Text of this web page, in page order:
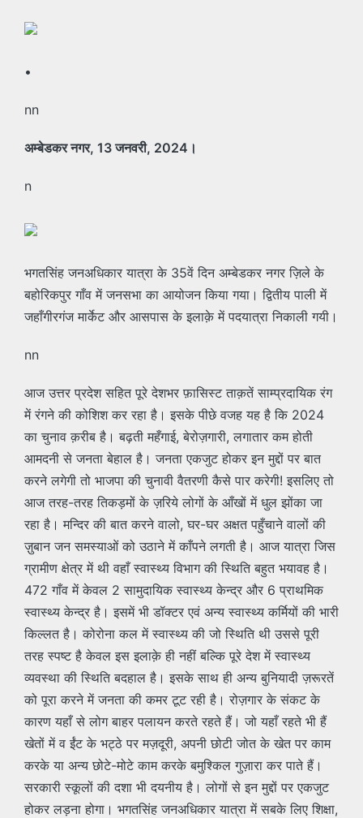
•
nn
अम्बेडकर नगर, 13 जनवरी, 2024।
n
भगतसिंह जनअधिकार यात्रा के 35वें दिन अम्बेडकर नगर ज़िले के
बहोरिकपुर गाँव में जनसभा का आयोजन किया गया। द्वितीय पाली में
जहाँगीरगंज मार्केट और आसपास के इलाक़े में पदयात्रा निकाली गयी।
nn
आज उत्तर प्रदेश सहित पूरे देशभर फ़ासिस्ट ताक़तें साम्प्रदायिक रंग
में रंगने की कोशिश कर रहा है। इसके पीछे वजह यह है कि 2024
का चुनाव क़रीब है। बढ़ती महँगाई, बेरोज़गारी, लगातार कम होती
आमदनी से जनता बेहाल है। जनता एकजुट होकर इन मुद्दों पर बात
करने लगेगी तो भाजपा की चुनावी वैतरणी कैसे पार करेगी! इसलिए तो
आज तरह-तरह तिकड़मों के ज़रिये लोगों के आँखों में धुल झोंका जा
रहा है। मन्दिर की बात करने वालो, घर-घर अक्षत पहुँचाने वालों की
ज़ुबान जन समस्याओं को उठाने में काँपने लगती है। आज यात्रा जिस
ग्रामीण क्षेत्र में थी वहाँ स्वास्थ्य विभाग की स्थिति बहुत भयावह है।
472 गाँव में केवल 2 सामुदायिक स्वास्थ्य केन्द्र और 6 प्राथमिक
स्वास्थ्य केन्द्र है। इसमें भी डॉक्टर एवं अन्य स्वास्थ्य कर्मियों की भारी
किल्लत है। कोरोना कल में स्वास्थ्य की जो स्थिति थी उससे पूरी
तरह स्पष्ट है केवल इस इलाक़े ही नहीं बल्कि पूरे देश में स्वास्थ्य
व्यवस्था की स्थिति बदहाल है। इसके साथ ही अन्य बुनियादी ज़रूरतें
को पूरा करने में जनता की कमर टूट रही है। रोज़गार के संकट के
कारण यहाँ से लोग बाहर पलायन करते रहते हैं। जो यहाँ रहते भी हैं
खेतों में व ईंट के भट्ठे पर मज़दूरी, अपनी छोटी जोत के खेत पर काम
करके या अन्य छोटे-मोटे काम करके बमुश्किल गुज़ारा कर पाते हैं।
सरकारी स्कूलों की दशा भी दयनीय है। लोगों से इन मुद्दों पर एकजुट
होकर लड़ना होगा। भगतसिंह जनअधिकार यात्रा में सबके लिए शिक्षा,